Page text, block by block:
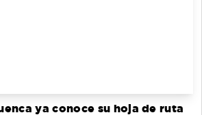
ya conoce su hoja de ruta